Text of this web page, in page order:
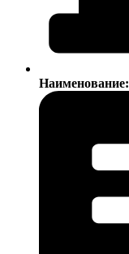
Наименование: